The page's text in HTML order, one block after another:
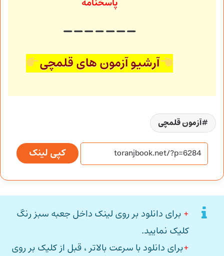
پاسخنامه
آرشیو آزمون های قلمچی
آزمون قلمچی
کپی لینک
+ برای دانلود بر روی لینک داخل جعبه سبز رنگ
کلیک نمایید.
+برای دانلود با سرعت بالاتر ، قبل از کلیک بر روی